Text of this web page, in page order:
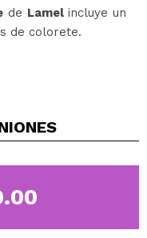
de Lamelincluye un
de colorete.
lograr un cutis
Los tonos del
un acabado
por sí solo y